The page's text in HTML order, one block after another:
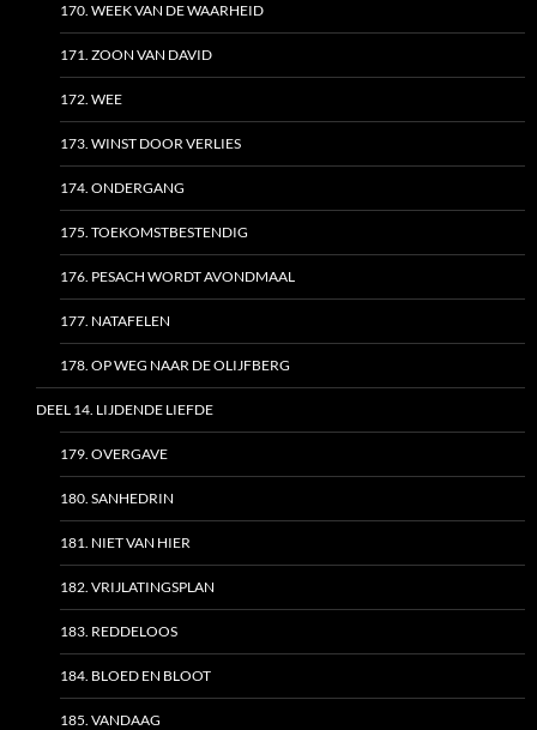
170. WEEK VAN DE WAARHEID
171. ZOON VAN DAVID
172. WEE
173. WINST DOOR VERLIES
174. ONDERGANG
175. TOEKOMSTBESTENDIG
176. PESACH WORDT AVONDMAAL
177. NATAFELEN
178. OP WEG NAAR DE OLIJFBERG
DEEL 14. LIJDENDE LIEFDE
179. OVERGAVE
180. SANHEDRIN
181. NIET VAN HIER
182. VRIJLATINGSPLAN
183. REDDELOOS
184. BLOED EN BLOOT
185. VANDAAG